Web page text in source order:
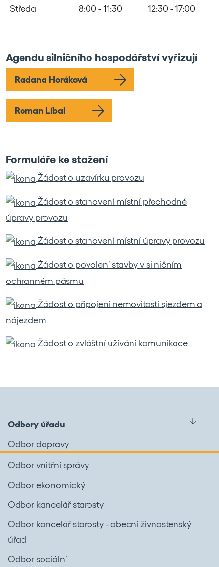
Středa 8:00 - 11:30 12:30 - 17:00
Agendu silničního hospodářství vyřizují
Radana Horáková
Roman Líbal
Formuláře ke stažení
Žádost o uzavírku provozu
Žádost o stanovení místní přechodné
úpravy provozu
Žádost o stanovení místní úpravy provozu
Žádost o povolení stavby v silničním
ochranném pásmu
Žádost o připojení nemovitosti sjezdem a
nájezdem
Žádost o zvláštní užívání komunikace
Odbory úřadu
Odbor dopravy
Odbor vnitřní správy
Odbor ekonomický
Odbor kancelář starosty
Odbor kancelář starosty - obecní živnostenský
úřad
Odbor sociální